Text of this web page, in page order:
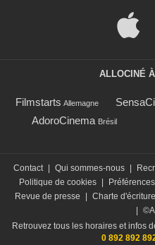
ALLOCINÉ
Filmstarts Allemagne
AdoroCinema Brésil
Contact | Qui sommes-nous |
Politique de cookies |
Revue de presse
| Charte d'écriture
|
Retrouvez tous les horaires et infos
0 892 892